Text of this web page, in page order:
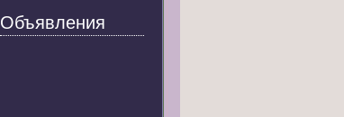
Объявления